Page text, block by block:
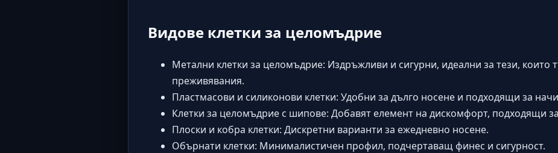
Видове клетки за целомъдрие
Метални клетки за целомъдрие: Издръжливи и сигурни, идеални за тези, които
преживявания.
Пластмасови и силиконови клетки: Удобни за дълго носене и подходящи за
Клетки за целомъдрие с шипове: Добавят елемент на дискомфорт, подходящи
Плоски и кобра клетки: Дискретни варианти за ежедневно носене.
Обърнати клетки: Минималистичен профил, подчертаващ финес и сигурност.